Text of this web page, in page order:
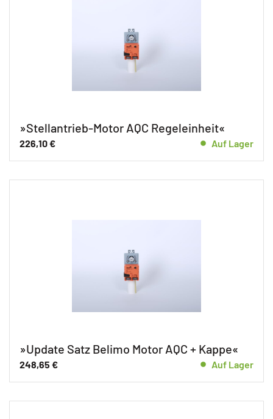
»Stellantrieb-Motor AQC Regeleinheit«
226,10€ Auf Lager
»Update Satz Belimo Motor AQC + Kappe«
248,65 € Auf Lager